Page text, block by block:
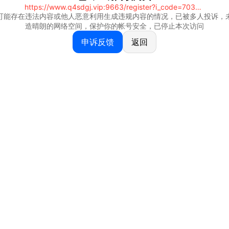
https://www.q4sdgj.vip:9663/register?i_code=70328081
能存在违法内容或他人恶意利用生成违规内容的情况，已被多人投诉，
造晴朗的网络空间，保护你的帐号安全，已停止本次访问
申诉反馈 返回